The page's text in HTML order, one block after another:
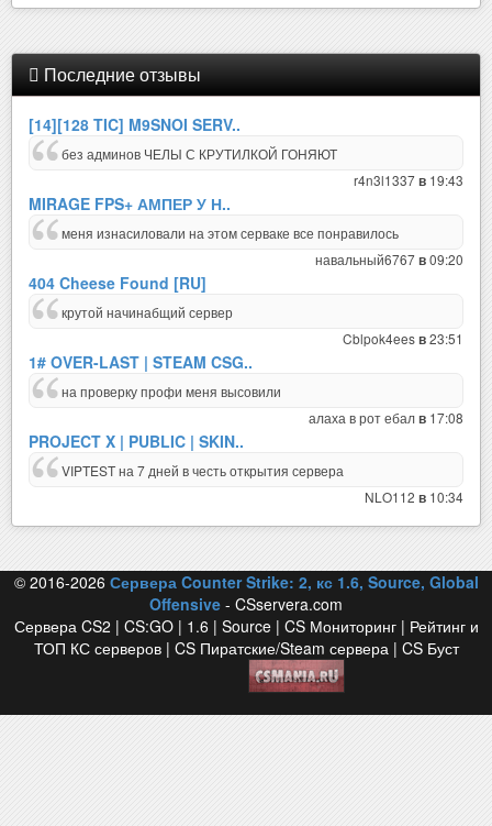
Последние отзывы
[14][128 TIC] M9SNOI SERV..
без админов ЧЕЛЫ С КРУТИЛКОЙ ГОНЯЮТ
r4n3l1337в 19:43
MIRAGE FPS+ АМПЕР У Н..
меня изнасиловали на этом серваке все понравилось
навальный6767в09:20
404 Cheese Found [RU]
крутой начинабщий сервер
Cblpok4eesв23:51
1# OVER-LAST | STEAM CSG..
на проверку профи меня высовили
алаха в рот ебалв 17:08
PROJECT X | PUBLIC | SKIN..
VIPTEST на 7 дней в честь открытия сервера
NLO112 в 10:34
© 2016-2026 Сервера Counter Strike: 2, кс 1.6, Source, Global
Offensive - CSservera.com
Сервера CS2 | CS:GO | 1.6 | Source | CS Мониторинг | Рейтинг и
ТОП КС серверов | CS Пиратские/Steam сервера | CS Буст